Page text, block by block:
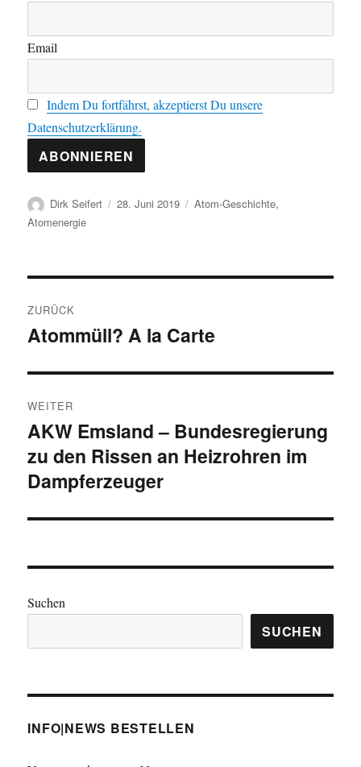
Email
Indem Du fortfährst, akzeptierst Du unsere
Datenschutzerklärung.
Autor
Dirk Seifert
Veröffentlicht
28. Juni 2019 Kategorien
Atom-Geschichte,
Atomenergie
ZURÜCK
Vorheriger
Atommüll? A la Carte
WEITER
Nächster
Beitrag:
AKW Emsland – Bundesregierung
zu den Rissen an Heizrohren im
Dampferzeuger
Suchen
SUCHEN
INFO|NEWS BESTELLEN